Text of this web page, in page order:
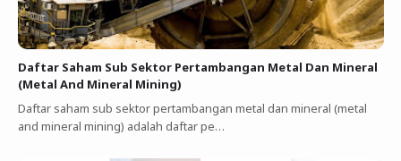
Daftar Saham Sub Sektor Pertambangan Metal Dan Mineral
(Metal And Mineral Mining)
Daftar saham sub sektor pertambangan metal dan mineral (metal
and mineral mining) adalah daftar pe…